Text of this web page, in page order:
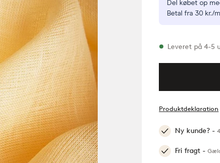
Del købet op
Betal fra 30 kr./
På lager
Leveret på 4-5
Produktdeklaration
Ny kunde? -
Fri fragt -